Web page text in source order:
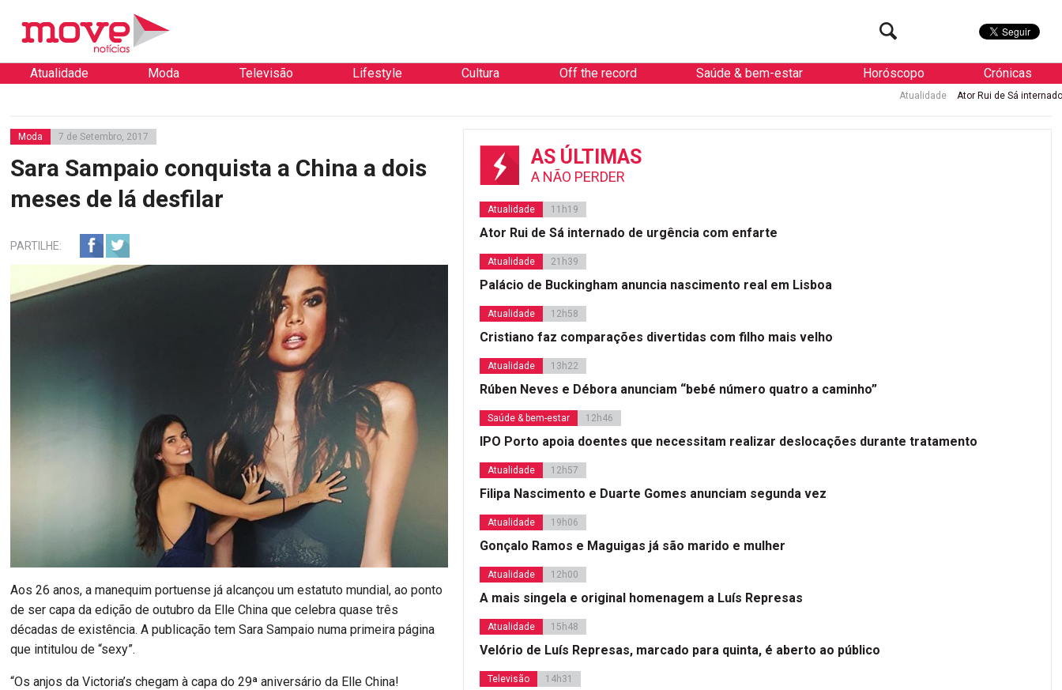
Atualidade Moda Televisão Lifestyle Cultura Off the record Saúde & bem-estar Horóscopo Crónicas
Ator Rui de Sá internado de urgência com
Moda 7 de Setembro, 2017
Sara Sampaio conquista a China a dois
meses de lá desfilar
PARTILHE:
Aos 26 anos, a manequim portuense já alcançou um estatuto mundial, ao ponto
de ser capa da edição de outubro da Elle China que celebra quase três
décadas de existência. A publicação tem Sara Sampaio numa primeira página
que intitulou de “sexy”.
“Os anjos da Victoria’s chegam à capa do 29ª aniversário da Elle China!
AS ÚLTIMAS
A NÃO PERDER
Atualidade 11h19
Ator Rui de Sá internado de urgência com enfarte
Atualidade 21h39
Palácio de Buckingham anuncia nascimento real em Lisboa
Atualidade 12h58
Cristiano faz comparações divertidas com filho mais velho
Atualidade 13h22
Rúben Neves e Débora anunciam “bebé número quatro a caminho”
Saúde & bem-estar 12h46
IPO Porto apoia doentes que necessitam realizar deslocações durante tratamento
Atualidade 12h57
Filipa Nascimento e Duarte Gomes anunciam segunda vez
Atualidade 19h06
Gonçalo Ramos e Maguigas já são marido e mulher
Atualidade 12h00
A mais singela e original homenagem a Luís Represas
Atualidade 15h48
Velório de Luís Represas, marcado para quinta, é aberto ao público
Televisão 14h31